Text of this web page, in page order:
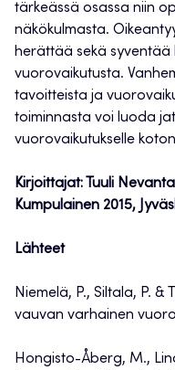
tärkeässä osassa niin
näkökulmasta.
herättää sekä syventää
vuorovaikutusta.
tavoitteista ja
toiminnasta voi luoda
vuorovaikutukselle
Kirjoittajat: Tuuli
Kumpulainen 2015,
Lähteet
Niemelä, P., Siltala, P. &
vauvan varhainen
Hongisto-Åberg, M.,